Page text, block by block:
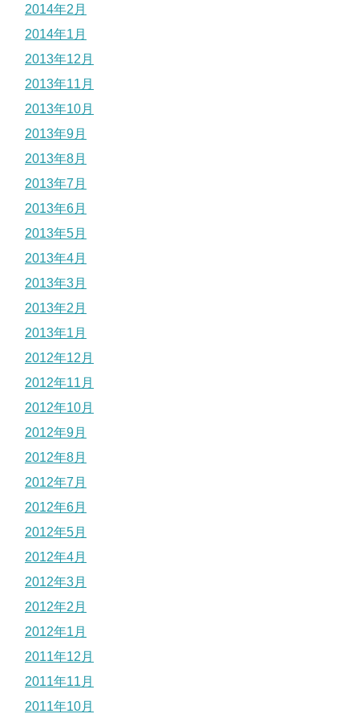
2014年2月
2014年1月
2013年12月
2013年11月
2013年10月
2013年9月
2013年8月
2013年7月
2013年6月
2013年5月
2013年4月
2013年3月
2013年2月
2013年1月
2012年12月
2012年11月
2012年10月
2012年9月
2012年8月
2012年7月
2012年6月
2012年5月
2012年4月
2012年3月
2012年2月
2012年1月
2011年12月
2011年11月
2011年10月